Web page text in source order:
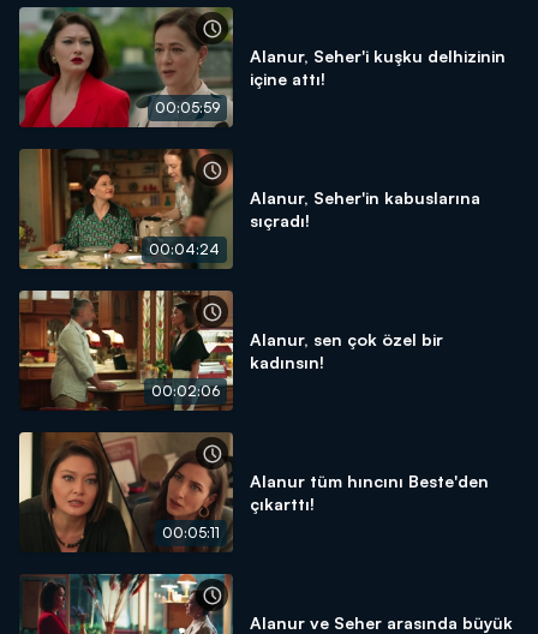
00:05:59
Alanur, Seher'i kuşku delhizinin
içine attı!
00:04:24
Alanur, Seher'in kabuslarına
sıçradı!
00:02:06
Alanur, sen çok özel bir
kadınsın!
00:05:11
Alanur tüm hıncını Beste'den
çıkarttı!
Alanur ve Seher arasında büyük